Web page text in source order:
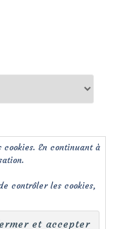
En continuant à
contrôler les cookies,